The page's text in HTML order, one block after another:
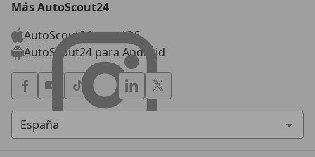
Más AutoScout24
AutoScout24 para iOS
AutoScout24 para Android